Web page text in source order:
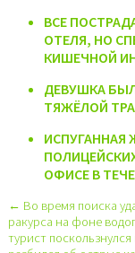
ВСЕ
ОТЕЛЯ, НО
КИШЕЧНОЙ
ДЕВУШКА
ТЯЖЁЛОЙ
ИСПУГАННАЯ
ОФИСЕ В
← Во время поиска
ракурса на фоне
турист поскользнулся